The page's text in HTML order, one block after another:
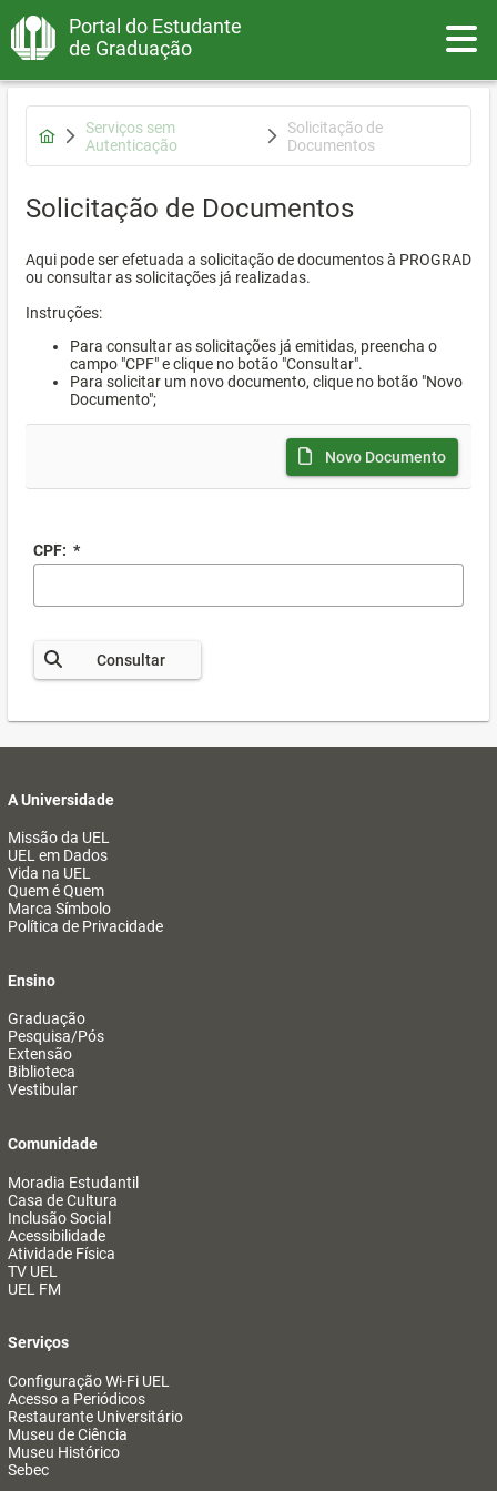
Portal do Estudante
de Graduação
Serviços sem
Autenticação
Solicitação de
Documentos
Solicitação de Documentos
Aqui pode ser efetuada a solicitação de documentos à PROGRAD
ou consultar as solicitações já realizadas.
Instruções:
Para consultar as solicitações já emitidas, preencha o
campo "CPF" e clique no botão "Consultar".
Para solicitar um novo documento, clique no botão "Novo
Documento";
Novo Documento
CPF: *
Consultar
A Universidade
Missão da UEL
UEL em Dados
Vida na UEL
Quem é Quem
Marca Símbolo
Política de Privacidade
Ensino
Graduação
Pesquisa/Pós
Extensão
Biblioteca
Vestibular
Comunidade
Moradia Estudantil
Casa de Cultura
Inclusão Social
Acessibilidade
Atividade Física
TV UEL
UEL FM
Serviços
Configuração Wi-Fi UEL
Acesso a Periódicos
Restaurante Universitário
Museu de Ciência
Museu Histórico
Sebec